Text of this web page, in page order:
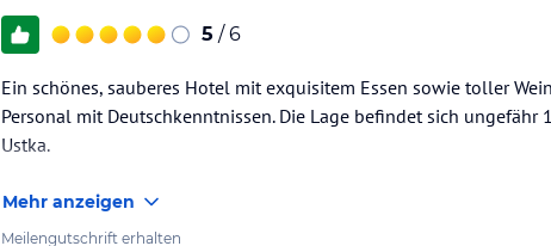
5 / 6
Ein schönes, sauberes Hotel mit exquisitem Essen sowie toller
Personal mit Deutschkenntnissen. Die Lage befindet sich
Ustka.
Mehr anzeigen
Meilengutschrift erhalten